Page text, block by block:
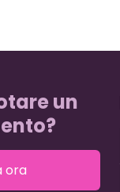
un
ora